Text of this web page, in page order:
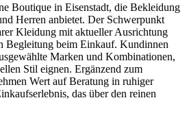
Boutique in Eisenstadt, die Bekleidung
Herren anbietet. Der Schwerpunkt
Kleidung mit aktueller Ausrichtung
Begleitung beim Einkauf. Kundinnen
Marken und Kombinationen,
Stil eignen. Ergänzend zum
Wert auf Beratung in ruhiger
das über den reinen